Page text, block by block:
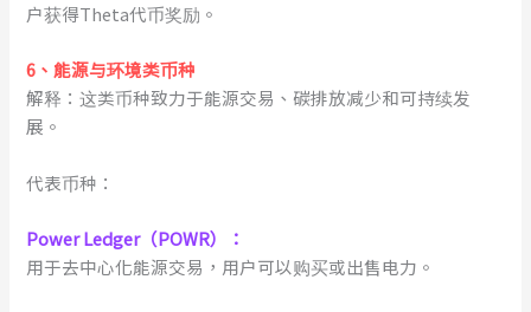
户获得Theta代币奖励。
6 、能源与环境类币种
解释：这类币种致力于能源交易、碳排放减少和可持续发
展。
代表币种：
Power Ledger（POWR）：
用于去中心化能源交易，用户可以购买或出售电力。